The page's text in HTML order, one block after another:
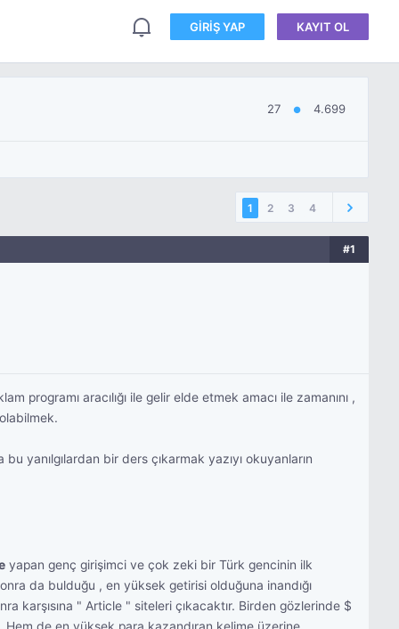
GIRIŞ YAP KAYIT OL
27 ● 4.699
1 2 3 4
#1
programı aracılığı ile gelir elde etmek amacı ile zamanını ,
yanılgılardan bir ders çıkarmak yazıyı okuyanların
yapan genç girişimci ve çok zeki bir Türk gencinin ilk
da bulduğu , en yüksek getirisi olduğuna inandığı
karşısına " Article " siteleri çıkacaktır. Birden gözlerinde $